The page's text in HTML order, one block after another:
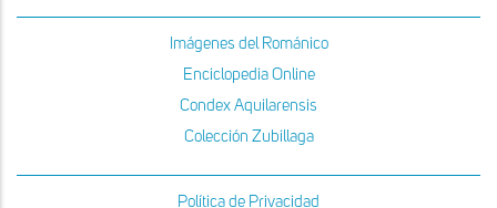
Imágenes del Románico
Enciclopedia Online
Condex Aquilarensis
Colección Zubillaga
Política de Privacidad